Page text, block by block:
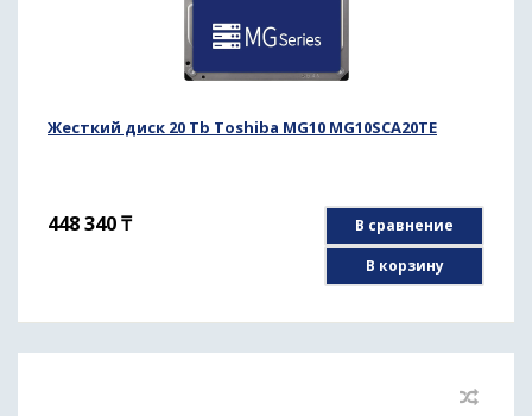
Жесткий диск 20 Tb Toshiba MG10 MG10SCA20TE
448 340₸
В сравнение
В корзину